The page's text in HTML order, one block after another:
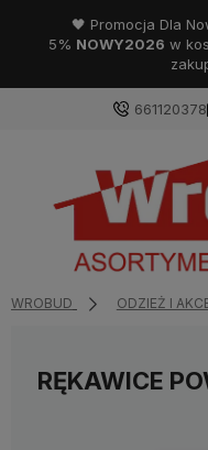
🖤 Promocja Dla
5% NOWY2026 w
661120378
WROBUD ODZIEŻ I
RĘKAWICE